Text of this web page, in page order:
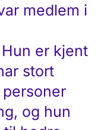
medlem i
er kjent
stort
og hun